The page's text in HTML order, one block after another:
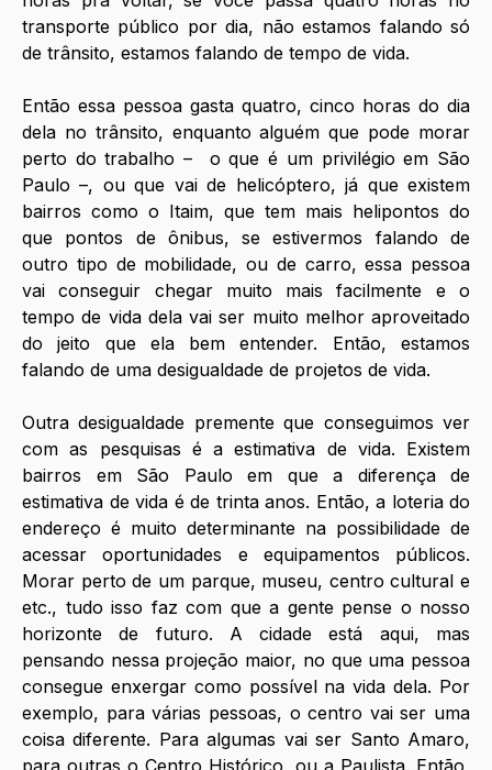
transporte público por dia, não estamos falando só
de trânsito, estamos falando de tempo de vida.
Então essa pessoa gasta quatro, cinco horas do dia
dela no trânsito, enquanto alguém que pode morar
perto do trabalho –  o que é um privilégio em São
Paulo –, ou que vai de helicóptero, já que existem
bairros como o Itaim, que tem mais helipontos do
que pontos de ônibus, se estivermos falando de
outro tipo de mobilidade, ou de carro, essa pessoa
vai conseguir chegar muito mais facilmente e o
tempo de vida dela vai ser muito melhor aproveitado
do jeito que ela bem entender. Então, estamos
falando de uma desigualdade de projetos de vida.
Outra desigualdade premente que conseguimos ver
com as pesquisas é a estimativa de vida. Existem
bairros em São Paulo em que a diferença de
estimativa de vida é de trinta anos. Então, a loteria do
endereço é muito determinante na possibilidade de
acessar oportunidades e equipamentos públicos.
Morar perto de um parque, museu, centro cultural e
etc., tudo isso faz com que a gente pense o nosso
horizonte de futuro. A cidade está aqui, mas
pensando nessa projeção maior, no que uma pessoa
consegue enxergar como possível na vida dela. Por
exemplo, para várias pessoas, o centro vai ser uma
coisa diferente. Para algumas vai ser Santo Amaro,
para outras o Centro Histórico, ou a Paulista. Então,